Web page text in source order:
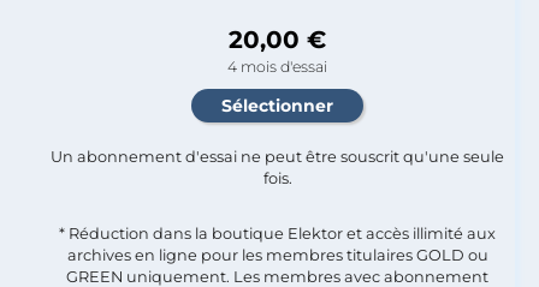
20,00 €
4 mois d'essai
Un abonnement d'essai ne peut être souscrit qu'une seule
fois.​
* Réduction dans la boutique Elektor et accès illimité aux
archives en ligne pour les membres titulaires GOLD ou
GREEN uniquement. Les membres avec abonnement